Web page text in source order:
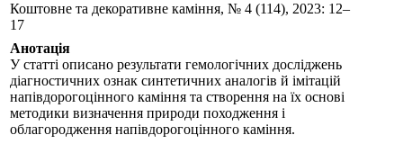
Коштовне та декоративне каміння, № 4 (114), 2023: 12–
17
Анотація
У статті описано результати гемологічних досліджень
діагностичних ознак синтетичних аналогів й імітацій
напівдорогоцінного каміння та створення на їх основі
методики визначення природи походження і
облагородження напівдорогоцінного каміння.